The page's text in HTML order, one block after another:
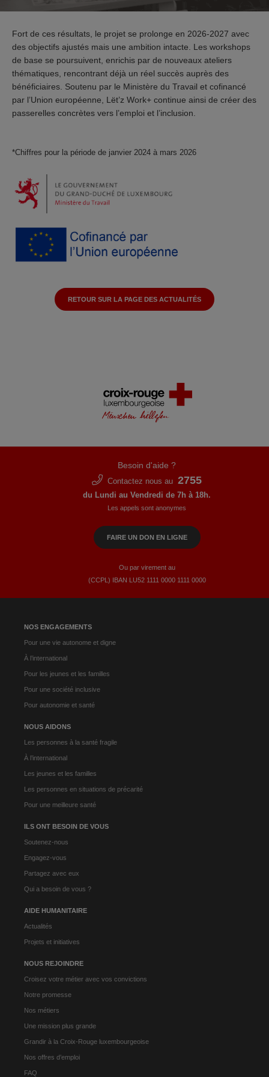
Fort de ces résultats, le projet se prolonge en 2026-2027 avec
des objectifs ajustés mais une ambition intacte. Les workshops
de base se poursuivent, enrichis par de nouveaux ateliers
thématiques, rencontrant déjà un réel succès auprès des
bénéficiaires. Soutenu par le Ministère du Travail et cofinancé
par l’Union européenne, Lët’z Work+ continue ainsi de créer des
passerelles concrètes vers l’emploi et l’inclusion.
*Chiffres pour la période de janvier 2024 à mars 2026
RETOUR SUR LA PAGE DES ACTUALITÉS
NOS ENGAGEMENTS
Pour une vie autonome et digne
À l’international
Pour les jeunes et les familles
Pour une société inclusive
Pour autonomie et santé
NOUS AIDONS
Les personnes à la santé fragile
À l’international
Les jeunes et les familles
Les personnes en situations de précarité
Pour une meilleure santé
ILS ONT BESOIN DE VOUS
Soutenez-nous
Engagez-vous
Partagez avec eux
Qui a besoin de vous ?
AIDE HUMANITAIRE
Actualités
Projets et initiatives
NOUS REJOINDRE
Croisez votre métier avec vos convictions
Notre promesse
Nos métiers
Une mission plus grande
Grandir à la Croix-Rouge luxembourgeoise
Nos offres d’emploi
FAQ
Besoin d'aide ?
Contactez nous au 2755
du Lundi au Vendredi de 7h à 18h.
Les appels sont anonymes
FAIRE UN DON EN LIGNE
Ou par virement au
(CCPL) IBAN LU52​ 1111​ 0000​ 1111​ 0000